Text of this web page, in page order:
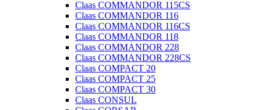
Claas COMMANDOR 115CS
Claas COMMANDOR 116
Claas COMMANDOR 116CS
Claas COMMANDOR 118
Claas COMMANDOR 228
Claas COMMANDOR 228CS
Claas COMPACT 20
Claas COMPACT 25
Claas COMPACT 30
Claas CONSUL